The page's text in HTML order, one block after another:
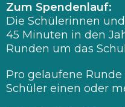
Zum Spendenlauf:
Die Schülerinnen
45 Minuten in den
Runden um das
Pro gelaufene
Schüler einen oder